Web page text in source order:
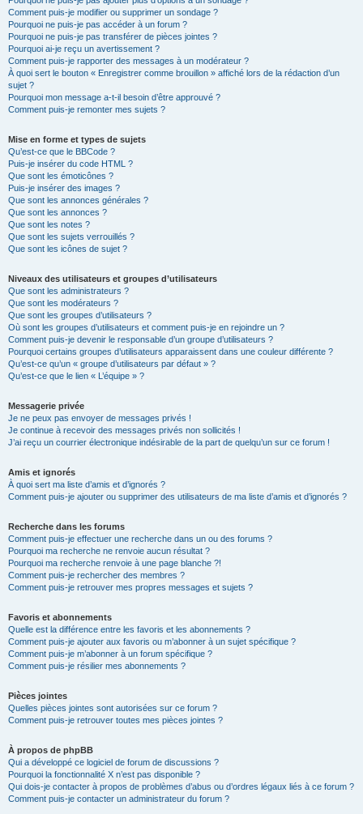
Comment puis-je modifier ou supprimer un sondage ?
Pourquoi ne puis-je pas accéder à un forum ?
Pourquoi ne puis-je pas transférer de pièces jointes ?
Pourquoi ai-je reçu un avertissement ?
Comment puis-je rapporter des messages à un modérateur ?
À quoi sert le bouton « Enregistrer comme brouillon » affiché lors de la rédaction d’un
sujet ?
Pourquoi mon message a-t-il besoin d’être approuvé ?
Comment puis-je remonter mes sujets ?
Mise en forme et types de sujets
Qu’est-ce que le BBCode ?
Puis-je insérer du code HTML ?
Que sont les émoticônes ?
Puis-je insérer des images ?
Que sont les annonces générales ?
Que sont les annonces ?
Que sont les notes ?
Que sont les sujets verrouillés ?
Que sont les icônes de sujet ?
Niveaux des utilisateurs et groupes d’utilisateurs
Que sont les administrateurs ?
Que sont les modérateurs ?
Que sont les groupes d’utilisateurs ?
Où sont les groupes d’utilisateurs et comment puis-je en rejoindre un ?
Comment puis-je devenir le responsable d’un groupe d’utilisateurs ?
Pourquoi certains groupes d’utilisateurs apparaissent dans une couleur différente ?
Qu’est-ce qu’un « groupe d’utilisateurs par défaut » ?
Qu’est-ce que le lien « L’équipe » ?
Messagerie privée
Je ne peux pas envoyer de messages privés !
Je continue à recevoir des messages privés non sollicités !
J’ai reçu un courrier électronique indésirable de la part de quelqu’un sur ce forum !
Amis et ignorés
À quoi sert ma liste d’amis et d’ignorés ?
Comment puis-je ajouter ou supprimer des utilisateurs de ma liste d’amis et d’ignorés ?
Recherche dans les forums
Comment puis-je effectuer une recherche dans un ou des forums ?
Pourquoi ma recherche ne renvoie aucun résultat ?
Pourquoi ma recherche renvoie à une page blanche ?!
Comment puis-je rechercher des membres ?
Comment puis-je retrouver mes propres messages et sujets ?
Favoris et abonnements
Quelle est la différence entre les favoris et les abonnements ?
Comment puis-je ajouter aux favoris ou m’abonner à un sujet spécifique ?
Comment puis-je m’abonner à un forum spécifique ?
Comment puis-je résilier mes abonnements ?
Pièces jointes
Quelles pièces jointes sont autorisées sur ce forum ?
Comment puis-je retrouver toutes mes pièces jointes ?
À propos de phpBB
Qui a développé ce logiciel de forum de discussions ?
Pourquoi la fonctionnalité X n’est pas disponible ?
Qui dois-je contacter à propos de problèmes d’abus ou d’ordres légaux liés à ce forum ?
Comment puis-je contacter un administrateur du forum ?